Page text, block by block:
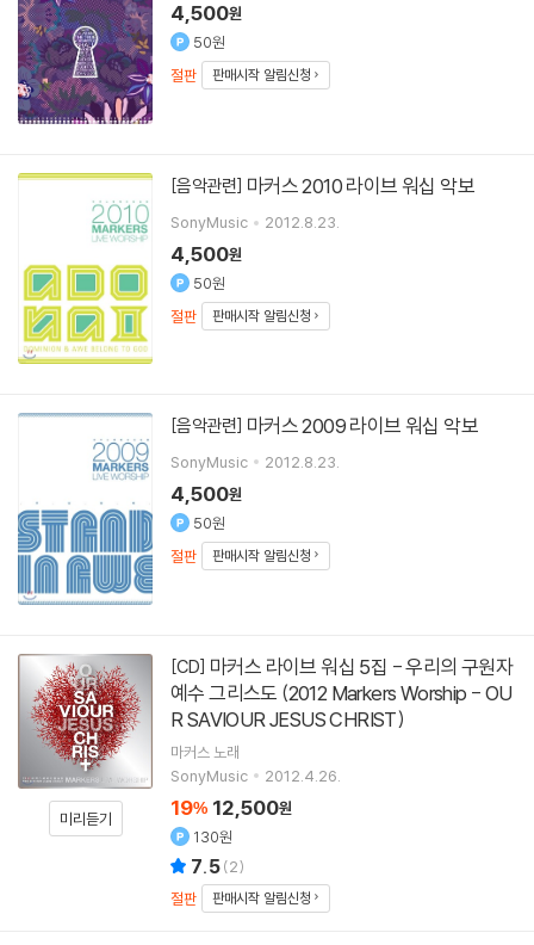
4,500원
50원
절판
판매시작 알림신청
[음악관련] 마커스 2010 라이브 워십 악보
SonyMusic 2012.8.23.
4,500원
50원
절판
판매시작 알림신청
[음악관련] 마커스 2009 라이브 워십 악보
SonyMusic 2012.8.23.
4,500원
50원
절판
판매시작 알림신청
미리듣기
[CD]
예수 그리스도 (2012 Markers Worship - OU
R SAVIOUR JESUS CHRIST)
마커스 노래
SonyMusic
2012.4.26.
19% 12,500원
130원
7.5(2)
절판
판매시작 알림신청